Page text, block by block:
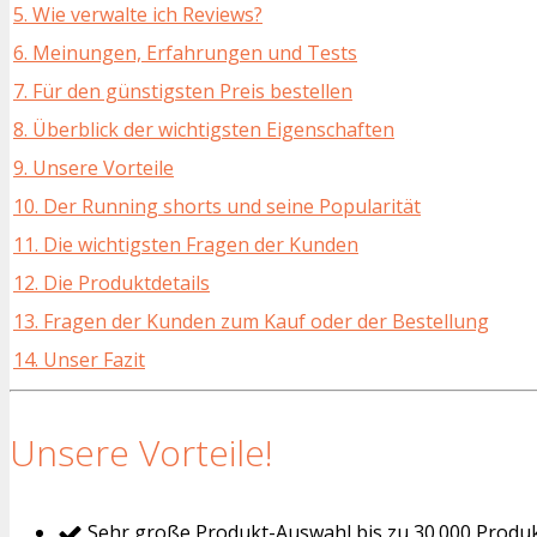
5. Wie verwalte ich Reviews?
6. Meinungen, Erfahrungen und Tests
7. Für den günstigsten Preis bestellen
8. Überblick der wichtigsten Eigenschaften
9. Unsere Vorteile
10. Der Running shorts und seine Popularität
11. Die wichtigsten Fragen der Kunden
12. Die Produktdetails
13. Fragen der Kunden zum Kauf oder der Bestellung
14. Unser Fazit
Unsere Vorteile!